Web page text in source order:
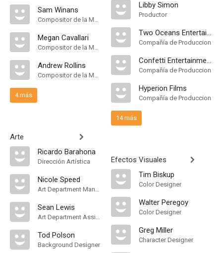
Sam Winans
Compositor de la Música Original
Megan Cavallari
Compositor de la Música Original
Andrew Rollins
Compositor de la Música Original
4 más
Arte
Ricardo Barahona
Dirección Artística
Nicole Speed
Art Department Manager
Sean Lewis
Art Department Assistant
Tod Polson
Background Designer
Libby Simon
Productor
Two Oceans Entertainment Group
Compañía de Produccion
Confetti Entertainment Company
Compañía de Produccion
Hyperion Films
Compañía de Produccion
14 más
Efectos Visuales
Tim Biskup
Color Designer
Walter Peregoy
Color Designer
Greg Miller
Character Designer